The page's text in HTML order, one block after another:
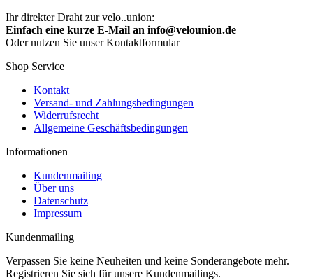
Ihr direkter Draht zur velo..union:
Einfach eine kurze E-Mail an info@velounion.de
Oder nutzen Sie unser Kontaktformular
Shop Service
Kontakt
Versand- und Zahlungsbedingungen
Widerrufsrecht
Allgemeine Geschäftsbedingungen
Informationen
Kundenmailing
Über uns
Datenschutz
Impressum
Kundenmailing
Verpassen Sie keine Neuheiten und keine Sonderangebote mehr.
Registrieren Sie sich für unsere Kundenmailings.